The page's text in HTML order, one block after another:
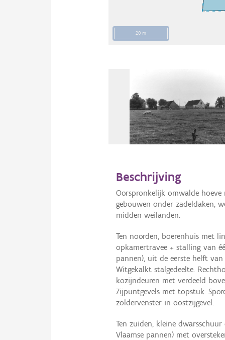
20 m
Beschrijving
Oorspronkelijk omwalde
gebouwen onder zadeldaken,
midden weilanden.
Ten noorden, boerenhuis met
opkamertravee + stalling van
pannen), uit de eerste helft van
Witgekalkt stalgedeelte.
kozijndeuren met verdeeld
Zijpuntgevels met topstuk.
zoldervenster in oostzijgevel.
Ten zuiden, kleine
Vlaamse pannen) met